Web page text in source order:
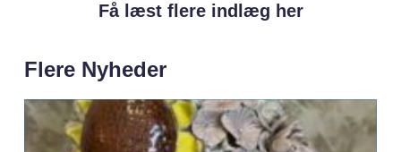
Få læst flere indlæg her
Flere Nyheder